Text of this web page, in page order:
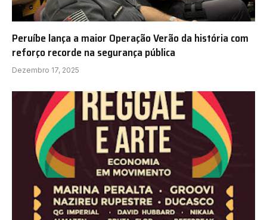
Peruíbe lança a maior Operação Verão da história com
reforço recorde na segurança pública
Dezembro 17, 2025